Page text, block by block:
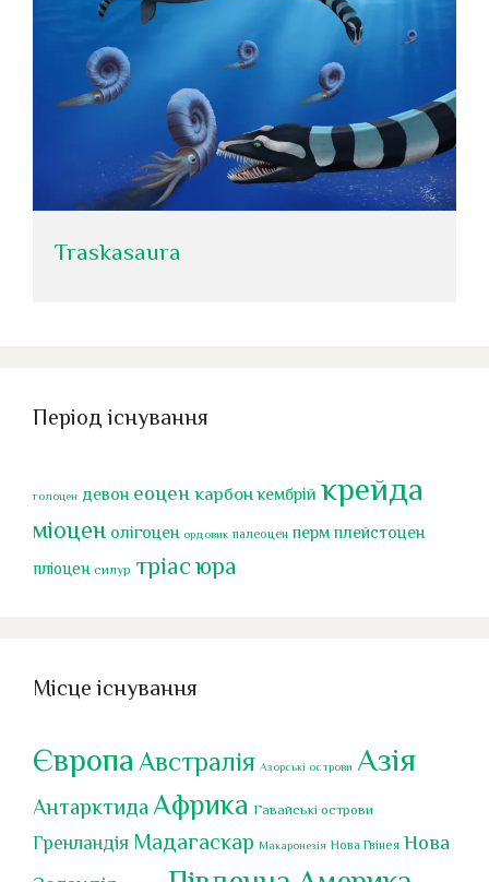
Traskasaura
Період існування
голоцен девон еоцен карбон кембрій крейда
міоцен олігоцен ордовик палеоцен перм плейстоцен
пліоцен силур тріасюра
Місце існування
Європа Австралія Азорські острови Азія
Антарктида Африка Гавайські острови
Гренландія Мадагаскар Макаронезія Нова Гвінея Нова